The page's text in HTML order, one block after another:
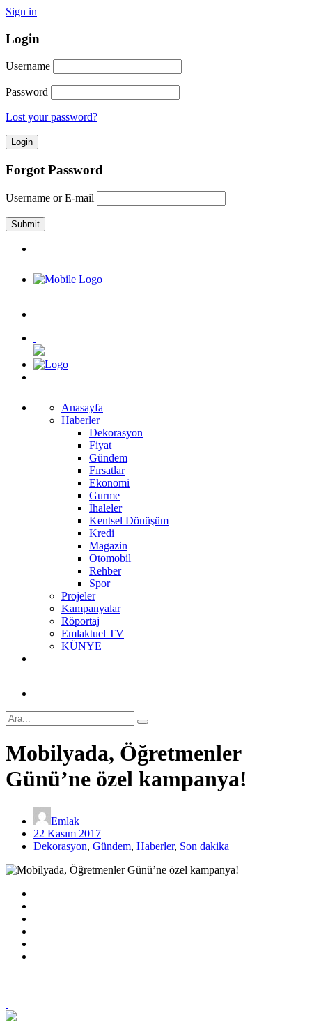
Sign in
Login
Username
Password
Lost your password?
Forgot Password
Username or E-mail
Anasayfa
Haberler
Dekorasyon
Fiyat
Gündem
Fırsatlar
Ekonomi
Gurme
İhaleler
Kentsel Dönüşüm
Kredi
Magazin
Otomobil
Rehber
Spor
Projeler
Kampanyalar
Röportaj
Emlaktuel TV
KÜNYE
Mobilyada, Öğretmenler
Günü’ne özel kampanya!
Emlak
22 Kasım 2017
Dekorasyon, Gündem, Haberler, Son dakika